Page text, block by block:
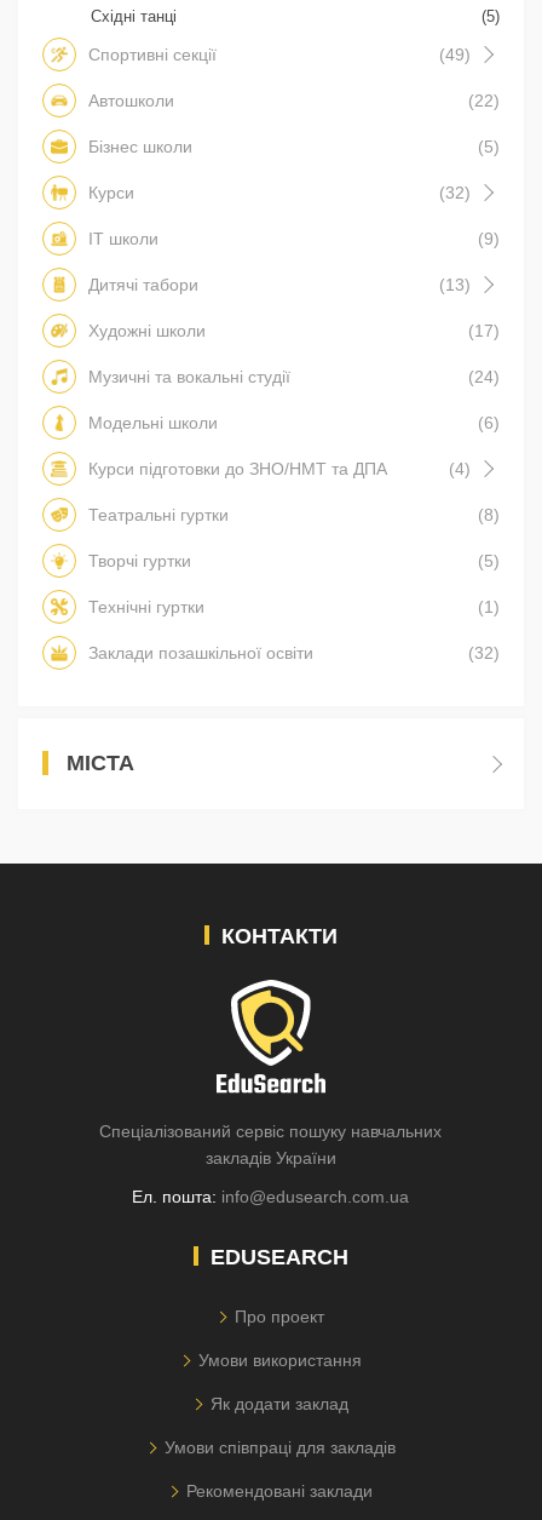
Східні танці
(5)
Спортивні секції (49)
Автошколи (22)
Бізнес школи (5)
Курси (32)
IT школи (9)
Дитячі табори (13)
Художні школи (17)
Музичні та вокальні студії (24)
Модельні школи (6)
Курси підготовки до ЗНО/НМТ та ДПА (4)
Театральні гуртки (8)
Творчі гуртки (5)
Технічні гуртки (1)
Заклади позашкільної освіти (32)
МІСТА
КОНТАКТИ
Спеціалізований сервіс пошуку навчальних
закладів України
Ел. пошта: info@edusearch.com.ua
EDUSEARCH
Про проект
Умови використання
Як додати заклад
Умови співпраці для закладів
Рекомендовані заклади